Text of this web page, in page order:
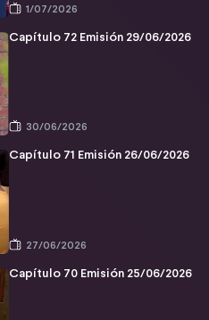
1/07/2026
Capítulo 72 Emisión 29/06/2026
30/06/2026
Capítulo 71 Emisión 26/06/2026
27/06/2026
Capítulo 70 Emisión 25/06/2026